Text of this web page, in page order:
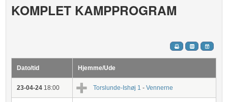
KOMPLET KAMPPROGRAM
Dato/tid Hjemme/Ude
23-04-24 18:00 Torslunde-Ishøj 1-Vennerne